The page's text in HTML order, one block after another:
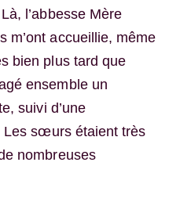
l’abbesse Mère
accueillie, même
bien plus tard que
ensemble un
suivi d’une
Les sœurs étaient très
nombreuses